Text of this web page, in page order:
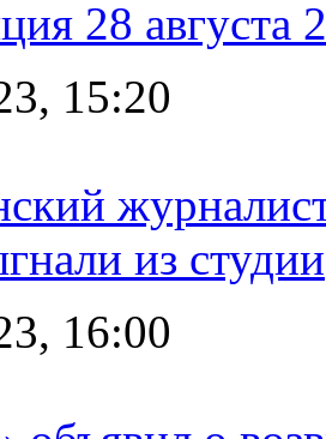
28 августа
15:20
из студии
16:00